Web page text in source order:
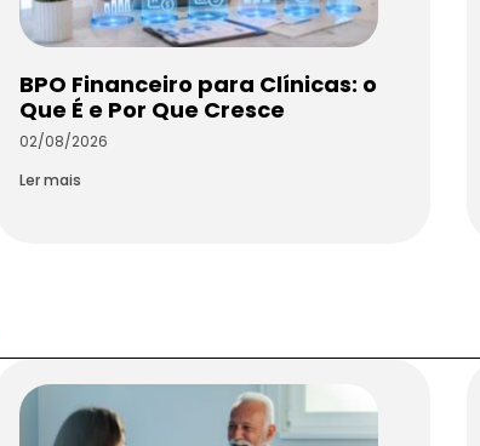
BPO Financeiro para Clínicas: o
Que É e Por Que Cresce
02/08/2026
Ler mais